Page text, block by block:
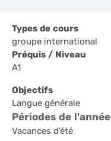
Types de cours
groupe international
Préquis / Niveau
A1
Objectifs
Langue générale
Périodes de l'année
Vacances d’été